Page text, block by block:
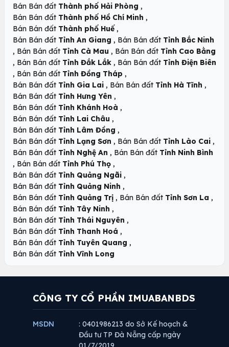
Bán Bán đất Thành phố Hải Phòng ,
Bán Bán đất Thành phố Hồ Chí Minh ,
Bán Bán đất Thành phố Huế ,
Bán Bán đất Tỉnh An Giang , Bán Bán đất Tỉnh Bắc Ninh
, Bán Bán đất Tỉnh Cà Mau , Bán Bán đất Tỉnh Cao Bằng
, Bán Bán đất Tỉnh Đắk Lắk , Bán Bán đất Tỉnh Điện Biên
, Bán Bán đất Tỉnh Đồng Tháp ,
Bán Bán đất Tỉnh Gia Lai , Bán Bán đất Tỉnh Hà Tĩnh ,
Bán Bán đất Tỉnh Hưng Yên ,
Bán Bán đất Tỉnh Khánh Hoà ,
Bán Bán đất Tỉnh Lai Châu ,
Bán Bán đất Tỉnh Lâm Đồng ,
Bán Bán đất Tỉnh Lạng Sơn , Bán Bán đất Tỉnh Lào Cai ,
Bán Bán đất Tỉnh Nghệ An , Bán Bán đất Tỉnh Ninh Bình
, Bán Bán đất Tỉnh Phú Thọ ,
Bán Bán đất Tỉnh Quảng Ngãi ,
Bán Bán đất Tỉnh Quảng Ninh ,
Bán Bán đất Tỉnh Quảng Trị , Bán Bán đất Tỉnh Sơn La ,
Bán Bán đất Tỉnh Tây Ninh ,
Bán Bán đất Tỉnh Thái Nguyên ,
Bán Bán đất Tỉnh Thanh Hoá ,
Bán Bán đất Tỉnh Tuyên Quang ,
Bán Bán đất Tỉnh Vĩnh Long
CÔNG TY CỔ PHẦN IMUABANBDS
MSDN
: 0401986213 do Sở Kế hoạch &
Đầu tư TP Đà Nẵng cấp ngày